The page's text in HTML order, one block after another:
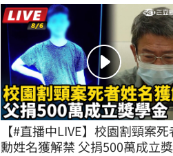
【#直播中LIVE】校園割頸案
勳姓名獲解禁 父捐500萬成立